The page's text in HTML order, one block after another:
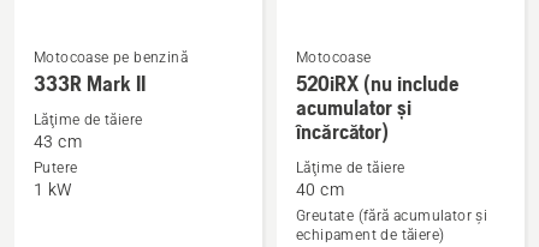
Vezi
mai
multe
detalii
despre
Motocoase pe benzină
333R Mark II
Lăţime de tăiere
43 cm
Putere
1 kW
Vezi
mai
multe
detalii
despre
520iRX
Motocoase
520iRX (nu include
acumulator și
încărcător)
Lăţime de tăiere
40 cm
Greutate (fără acumulator și
echipament de tăiere)